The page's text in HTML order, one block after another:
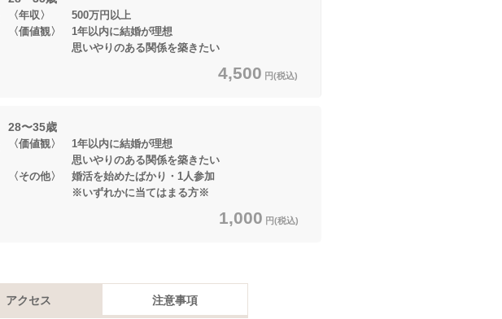
〈年収〉 500万円以上
〈価値観〉 1年以内に結婚が理想
思いやりのある関係を築きたい
4,500 円(税込)
28〜35歳
〈価値観〉 1年以内に結婚が理想
思いやりのある関係を築きたい
〈その他〉 婚活を始めたばかり・1人参加
※いずれかに当てはまる方※
1,000 円(税込)
アクセス 注意事項